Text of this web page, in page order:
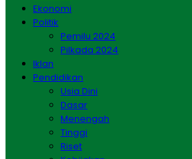
Ekonomi
Politik
Pemilu 2024
Pilkada 2024
Iklan
Pendidikan
Usia Dini
Dasar
Menengah
Tinggi
Riset